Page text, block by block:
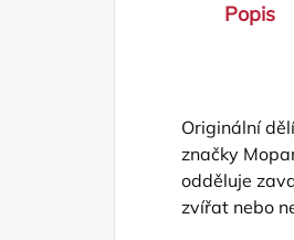
Popis
Originální
značky
odděluje
zvířat nebo